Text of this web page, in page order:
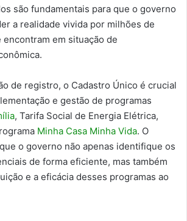
são fundamentais para que o governo
a realidade vivida por milhões de
em situação de
de registro, o Cadastro Único é crucial
e gestão de programas
, Tarifa Social de Energia Elétrica,
Minha Casa Minha Vida. O
o governo não apenas identifique os
de forma eficiente, mas também
e a eficácia desses programas ao